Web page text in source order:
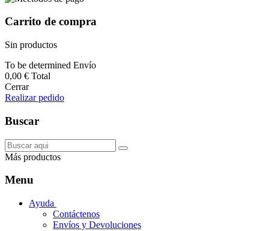
Carrito de compra
Sin productos
To be determined Envío
0,00 € Total
Cerrar
Realizar pedido
Buscar
Más productos
Menu
Ayuda
Contáctenos
Envíos y Devoluciones